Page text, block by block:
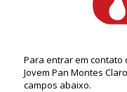
Para entrar em contato
Jovem Pan Montes
campos abaixo.